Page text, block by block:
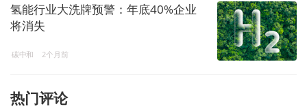
氢能行业大洗牌预警：年底40%企业
将消失
碳中和 2个月前
热门评论